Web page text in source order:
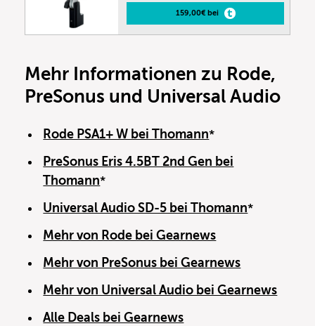
159,00€ bei
Mehr Informationen zu Rode,
PreSonus und Universal Audio
Rode PSA1+ W bei Thomann*
PreSonus Eris 4.5BT 2nd Gen bei
Thomann*
Universal Audio SD-5 bei Thomann*
Mehr von Rode bei Gearnews
Mehr von PreSonus bei Gearnews
Mehr von Universal Audio bei Gearnews
Alle Deals bei Gearnews